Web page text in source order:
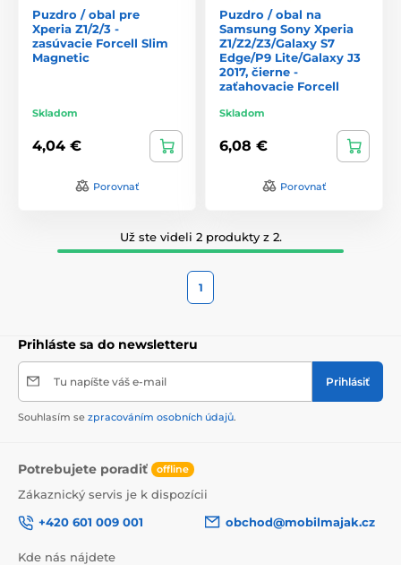
Puzdro / obal pre
Xperia Z1/2/3 -
zasúvacie Forcell Slim
Magnetic
Skladom
4,04 €
Porovnať
Puzdro / obal na
Samsung Sony Xperia
Z1/Z2/Z3/Galaxy S7
Edge/P9 Lite/Galaxy J3
2017, čierne -
zaťahovacie Forcell
Skladom
6,08 €
Porovnať
Už ste videli 2 produkty z 2.
1
Prihláste sa do newsletteru
Tu napíšte váš e-mail Prihlásiť
Souhlasím se zpracováním osobních údajů.
Potrebujete poradiť offline
Zákaznický servis je k dispozícii
+420 601 009 001
obchod@mobilmajak.cz
Kde nás nájdete